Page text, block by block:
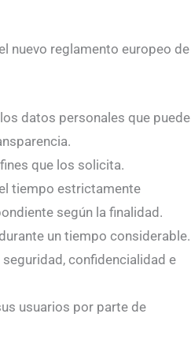
nuevo reglamento europeo de
datos personales que puede
que los solicita.
tiempo estrictamente
según la finalidad.
un tiempo considerable.
confidencialidad e
usuarios por parte de